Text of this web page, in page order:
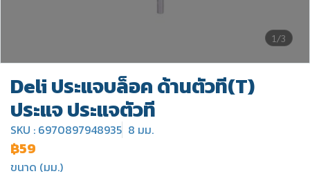
1/3
Deli ประแจบล็อค ด้านตัวที(T)
ประแจ ประแจตัวที
SKU : 6970897948935 8 มม.
฿59
ขนาด (มม.)